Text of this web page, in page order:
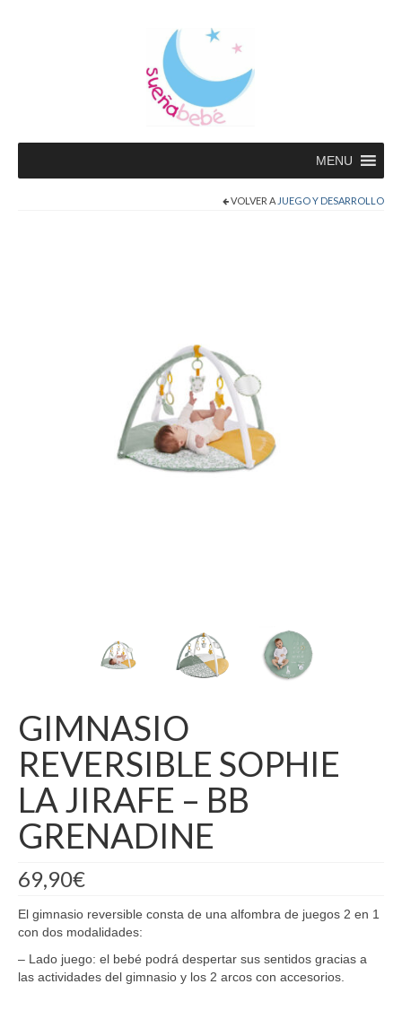
MENU
VOLVER A JUEGO Y DESARROLLO
GIMNASIO
REVERSIBLE SOPHIE
LA JIRAFE – BB
GRENADINE
69,90€
El gimnasio reversible consta de una alfombra de juegos 2 en 1
con dos modalidades:
– Lado juego: el bebé podrá despertar sus sentidos gracias a
las actividades del gimnasio y los 2 arcos con accesorios.